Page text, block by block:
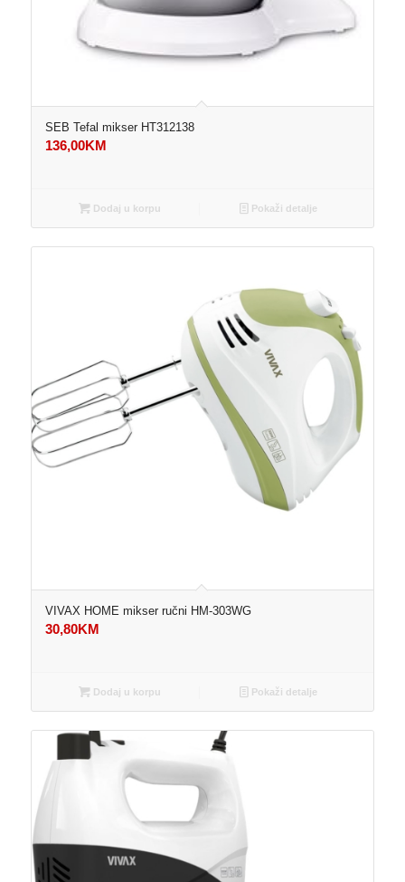
SEB Tefal mikser HT312138
136,00KM
Dodaj u korpu Pokaži detalje
VIVAX HOME mikser ručni HM-303WG
30,80KM
Dodaj u korpu Pokaži detalje